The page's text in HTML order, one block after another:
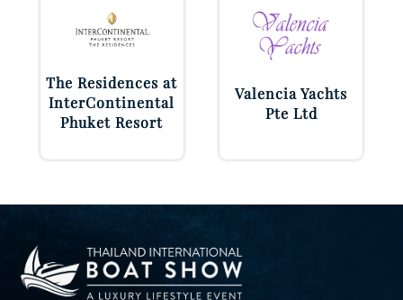
The Residences at
InterContinental
Phuket Resort
Valencia Yachts
Pte Ltd